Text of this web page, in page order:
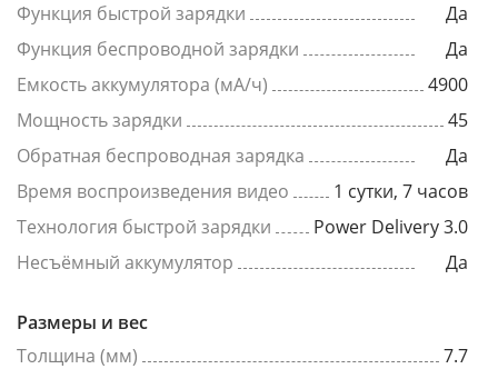
Функция быстрой зарядки
Да
Функция беспроводной зарядки
Да
Емкость аккумулятора (мА/ч)
4900
Мощность зарядки
45
Обратная беспроводная зарядка
Да
Время воспроизведения видео
1 сутки, 7 часов
Технология быстрой зарядки
Power Delivery 3.0
Несъёмный аккумулятор
Да
Размеры и вес
Толщина (мм)
7.7